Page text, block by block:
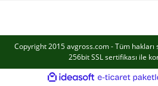
Copyright 2015 avgross.com - Tüm hakları
256bit SSL sertifikası ile
ideasoft